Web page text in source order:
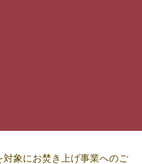
象にお焚き上げ事業へのご